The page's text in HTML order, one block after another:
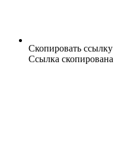
Скопировать ссылку
Ссылка скопирована